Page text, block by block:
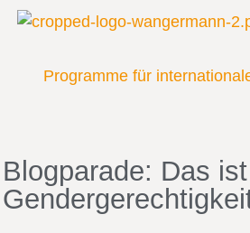
Programme für
Blogparade: Das